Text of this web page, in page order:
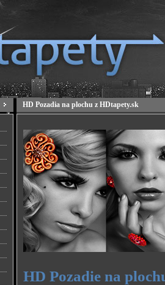
HD Pozadia na plochu z HDtapety.sk
HD Pozadie na